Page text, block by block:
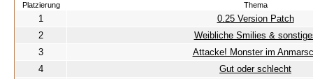
Platzierung Thema
1
0.25 Version Patch
2
Weibliche Smilies &
3
Attacke! Monster im
4
Gut oder schlecht